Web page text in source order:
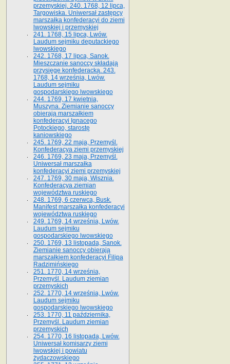
przemyskiej. 240. 1768, 12 lipca,
Targowiska. Uniwersał zastępcy
marszałka konfederacyi do ziemi
lwowskiej i przemyskiej
241. 1768, 15 lipca, Lwów.
Laudum sejmiku deputackiego
lwowskiego
242. 1768, 17 lipca, Sanok.
Mieszczanie sanoccy składają
przysięgę konfederacką. 243.
1768, 14 września, Lwów.
Laudum sejmiku
gospodarskiego lwowskiego
244. 1769, 17 kwietnia,
Muszyna. Ziemianie sanoccy
obierają marszałkiem
konfederacyi Ignacego
Potockiego, starostę
kaniowskiego
245. 1769, 22 maja, Przemyśl.
Konfederacya ziemi przemyskiej
246. 1769, 23 maja, Przemyśl.
Uniwersał marszałka
konfederacyi ziemi przemyskiej
247. 1769, 30 maja, Wisznia.
Konfederacya ziemian
województwa ruskiego
248. 1769, 6 czerwca, Busk.
Manifest marszałka konfederacyi
województwa ruskiego
249. 1769, 14 września, Lwów.
Laudum sejmiku
gospodarskiego lwowskiego
250. 1769, 13 listopada, Sanok.
Ziemianie sanoccy obierają
marszałkiem konfederacyi Filipa
Radzimińskiego
251. 1770, 14 września,
Przemyśl. Laudum ziemian
przemyskich
252. 1770, 14 września, Lwów.
Laudum sejmiku
gospodarskiego lwowskiego
253. 1770, 11 października,
Przemyśl. Laudum ziemian
przemyskich
254. 1770, 16 listopada, Lwów.
Uniwersał komisarzy ziemi
lwowskiej i powiatu
żydaczowskiego